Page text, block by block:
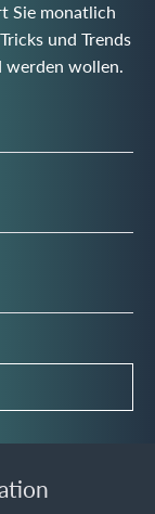
Sie monatlich
und Trends
werden wollen.